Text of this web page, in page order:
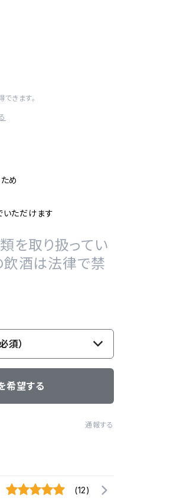
できます。
め
いただけます
を取り扱ってい
飲酒は法律で禁
須）
希望する
通報する
(12)